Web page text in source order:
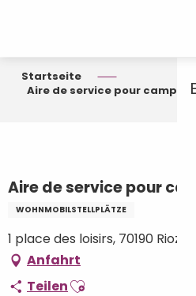
Startseite
Aire de service pour
Aire de service pour
WOHNMOBILSTELLPLÄTZE
1 place des loisirs, 70190 Rioz
Anfahrt
TeilenAjouter aux favoris